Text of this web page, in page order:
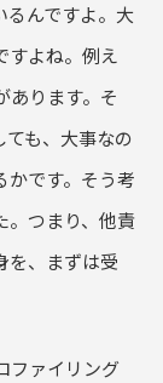
るんですよ。大
すよね。例え
あります。そ
も、大事なの
かです。そう考
。つまり、他責
を、まずは受
ファイリング